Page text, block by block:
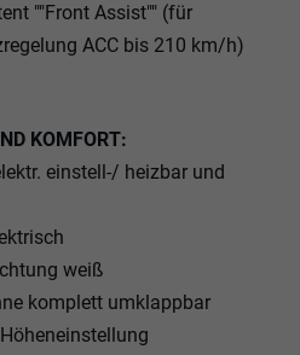
""Front Assist"" (für
ACC bis 210 km/h)
KOMFORT:
einstell-/ heizbar und
weiß
komplett umklappbar